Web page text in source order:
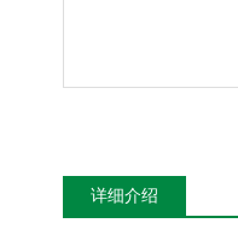
详细介绍